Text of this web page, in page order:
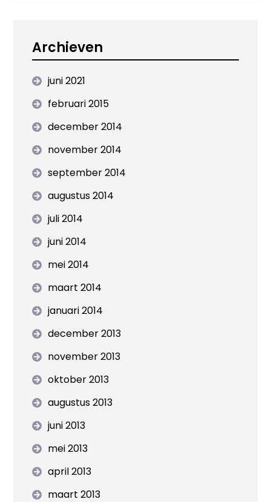
Archieven
juni 2021
februari 2015
december 2014
november 2014
september 2014
augustus 2014
juli 2014
juni 2014
mei 2014
maart 2014
januari 2014
december 2013
november 2013
oktober 2013
augustus 2013
juni 2013
mei 2013
april 2013
maart 2013